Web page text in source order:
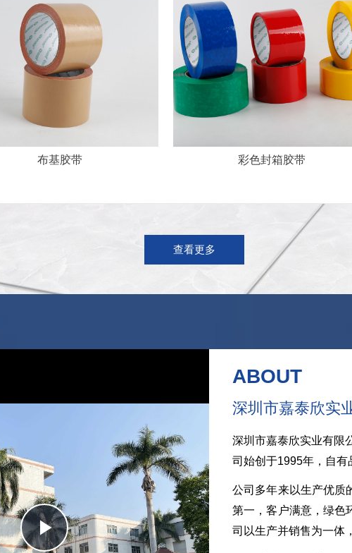
布基胶带 彩色封箱胶带
查看更多
넲
ABOUT
深圳市嘉泰欣实
深圳市嘉泰欣实业有限
司始创于1995年，自有
公司多年来以生产优质
第一，客户满意，绿色
司以生产并销售为一体
Play